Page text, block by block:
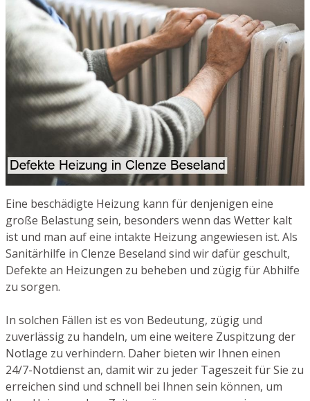
Eine beschädigte Heizung kann für denjenigen eine
große Belastung sein, besonders wenn das Wetter kalt
ist und man auf eine intakte Heizung angewiesen ist. Als
Sanitärhilfe in Clenze Beseland sind wir dafür geschult,
Defekte an Heizungen zu beheben und zügig für Abhilfe
zu sorgen.
In solchen Fällen ist es von Bedeutung, zügig und
zuverlässig zu handeln, um eine weitere Zuspitzung der
Notlage zu verhindern. Daher bieten wir Ihnen einen
24/7-Notdienst an, damit wir zu jeder Tageszeit für Sie zu
erreichen sind und schnell bei Ihnen sein können, um